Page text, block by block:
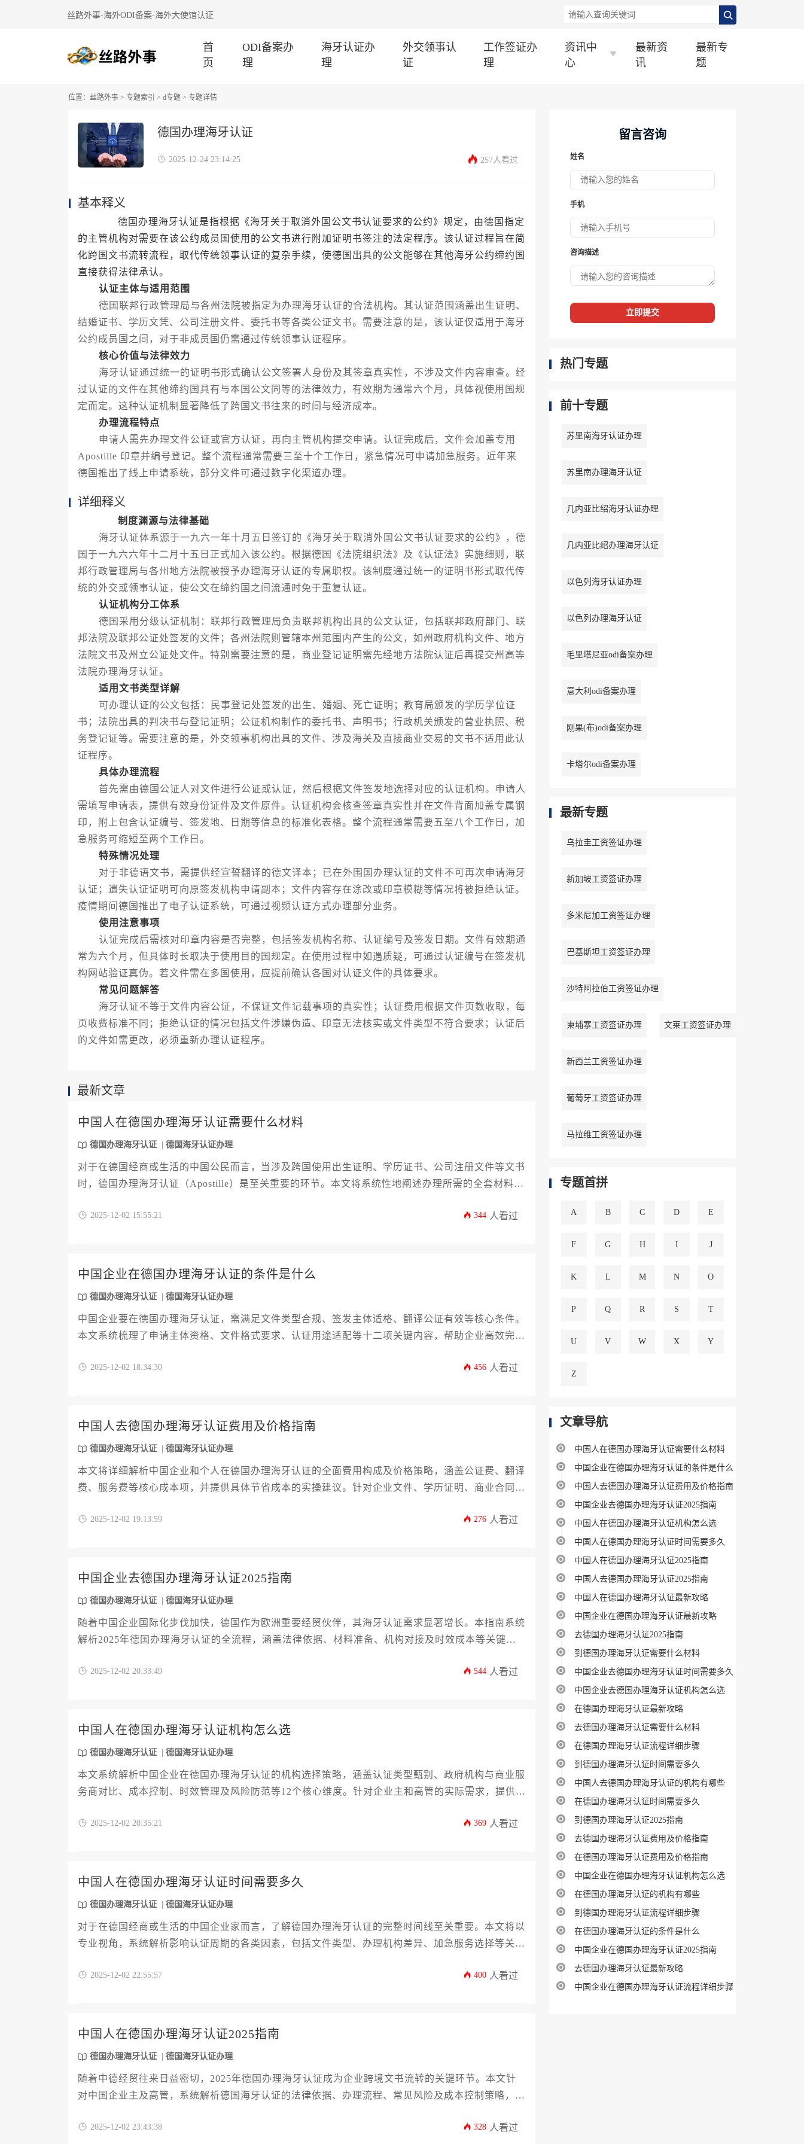
丝路外事-海外ODI备案-海外大使馆认证
首
页
ODI备案办
理
海牙认证办
理
外交领事认
证
工作签证办
理
资讯中
心
最新资
讯
最新专
题
位置： 丝路外事 > 专题索引 > d专题 > 专题详情
德国办理海牙认证
2025-12-24 23:14:25 257人看过
基本释义
德国办理海牙认证是指根据《海牙关于取消外国公文书认证要求的公约》规定，由德国指定
的主管机构对需要在该公约成员国使用的公文书进行附加证明书签注的法定程序。该认证过程旨在简
化跨国文书流转流程，取代传统领事认证的复杂手续，使德国出具的公文能够在其他海牙公约缔约国
直接获得法律承认。
认证主体与适用范围
德国联邦行政管理局与各州法院被指定为办理海牙认证的合法机构。其认证范围涵盖出生证明、
结婚证书、学历文凭、公司注册文件、委托书等各类公证文书。需要注意的是，该认证仅适用于海牙
公约成员国之间，对于非成员国仍需通过传统领事认证程序。
核心价值与法律效力
海牙认证通过统一的证明书形式确认公文签署人身份及其签章真实性，不涉及文件内容审查。经
过认证的文件在其他缔约国具有与本国公文同等的法律效力，有效期为通常六个月，具体视使用国规
定而定。这种认证机制显著降低了跨国文书往来的时间与经济成本。
办理流程特点
申请人需先办理文件公证或官方认证，再向主管机构提交申请。认证完成后，文件会加盖专用
Apostille 印章并编号登记。整个流程通常需要三至十个工作日，紧急情况可申请加急服务。近年来
德国推出了线上申请系统，部分文件可通过数字化渠道办理。
详细释义
制度渊源与法律基础
海牙认证体系源于一九六一年十月五日签订的《海牙关于取消外国公文书认证要求的公约》，德
国于一九六六年十二月十五日正式加入该公约。根据德国《法院组织法》及《认证法》实施细则，联
邦行政管理局与各州地方法院被授予办理海牙认证的专属职权。该制度通过统一的证明书形式取代传
统的外交或领事认证，使公文在缔约国之间流通时免于重复认证。
认证机构分工体系
德国采用分级认证机制：联邦行政管理局负责联邦机构出具的公文认证，包括联邦政府部门、联
邦法院及联邦公证处签发的文件；各州法院则管辖本州范围内产生的公文，如州政府机构文件、地方
法院文书及州立公证处文件。特别需要注意的是，商业登记证明需先经地方法院认证后再提交州高等
法院办理海牙认证。
适用文书类型详解
可办理认证的公文包括：民事登记处签发的出生、婚姻、死亡证明；教育局颁发的学历学位证
书；法院出具的判决书与登记证明；公证机构制作的委托书、声明书；行政机关颁发的营业执照、税
务登记证等。需要注意的是，外交领事机构出具的文件、涉及海关及直接商业交易的文书不适用此认
证程序。
具体办理流程
首先需由德国公证人对文件进行公证或认证，然后根据文件签发地选择对应的认证机构。申请人
需填写申请表，提供有效身份证件及文件原件。认证机构会核查签章真实性并在文件背面加盖专属钢
印，附上包含认证编号、签发地、日期等信息的标准化表格。整个流程通常需要五至八个工作日，加
急服务可缩短至两个工作日。
特殊情况处理
对于非德语文书，需提供经宣誓翻译的德文译本；已在外围国办理认证的文件不可再次申请海牙
认证；遗失认证证明可向原签发机构申请副本；文件内容存在涂改或印章模糊等情况将被拒绝认证。
疫情期间德国推出了电子认证系统，可通过视频认证方式办理部分业务。
使用注意事项
认证完成后需核对印章内容是否完整，包括签发机构名称、认证编号及签发日期。文件有效期通
常为六个月，但具体时长取决于使用目的国规定。在使用过程中如遇质疑，可通过认证编号在签发机
构网站验证真伪。若文件需在多国使用，应提前确认各国对认证文件的具体要求。
常见问题解答
海牙认证不等于文件内容公证，不保证文件记载事项的真实性；认证费用根据文件页数收取，每
页收费标准不同；拒绝认证的情况包括文件涉嫌伪造、印章无法核实或文件类型不符合要求；认证后
的文件如需更改，必须重新办理认证程序。
最新文章
中国人在德国办理海牙认证需要什么材料
德国办理海牙认证 德国海牙认证办理
对于在德国经商或生活的中国公民而言，当涉及跨国使用出生证明、学历证书、公司注册文件等文书
时，德国办理海牙认证（Apostille）是至关重要的环节。本文将系统性地阐述办理所需的全套材料清
业主和高管提供一条清晰、可靠的认证路径。
2025-12-02 15:55:21 344 人看过
中国企业在德国办理海牙认证的条件是什么
德国办理海牙认证 德国海牙认证办理
中国企业要在德国办理海牙认证，需满足文件类型合规、签发主体适格、翻译公证有效等核心条件。
本文系统梳理了申请主体资格、文件格式要求、认证用途适配等十二项关键内容，帮助企业高效完成
2025-12-02 18:34:30 456 人看过
中国人去德国办理海牙认证费用及价格指南
德国办理海牙认证 德国海牙认证办理
本文将详细解析中国企业和个人在德国办理海牙认证的全面费用构成及价格策略，涵盖公证费、翻译
费、服务费等核心成本项，并提供具体节省成本的实操建议。针对企业文件、学历证明、商业合同等
费用陷阱。
2025-12-02 19:13:59 276 人看过
中国企业去德国办理海牙认证2025指南
德国办理海牙认证 德国海牙认证办理
随着中国企业国际化步伐加快，德国作为欧洲重要经贸伙伴，其海牙认证需求显著增长。本指南系统
解析2025年德国办理海牙认证的全流程，涵盖法律依据、材料准备、机构对接及时效成本等关键环
2025-12-02 20:33:49 544 人看过
中国人在德国办理海牙认证机构怎么选
德国办理海牙认证 德国海牙认证办理
本文系统解析中国企业在德国办理海牙认证的机构选择策略，涵盖认证类型甄别、政府机构与商业服
务商对比、成本控制、时效管理及风险防范等12个核心维度。针对企业主和高管的实际需求，提供具
2025-12-02 20:35:21 369 人看过
中国人在德国办理海牙认证时间需要多久
德国办理海牙认证 德国海牙认证办理
对于在德国经商或生活的中国企业家而言，了解德国办理海牙认证的完整时间线至关重要。本文将以
专业视角，系统解析影响认证周期的各类因素，包括文件类型、办理机构差异、加急服务选择等关键
首次接触还是已有经验，本文都能为您的德国办理海牙认证事宜提供清晰、高效的行动指南。
2025-12-02 22:55:57 400 人看过
中国人在德国办理海牙认证2025指南
德国办理海牙认证 德国海牙认证办理
随着中德经贸往来日益密切，2025年德国办理海牙认证成为企业跨境文书流转的关键环节。本文针
对中国企业主及高管，系统解析德国海牙认证的法律依据、办理流程、常见风险及成本控制策略，涵
2025-12-02 23:43:38 328 人看过
留言咨询
姓名
手机
咨询描述
立即提交
热门专题
前十专题
苏里南海牙认证办理
苏里南办理海牙认证
几内亚比绍海牙认证办理
几内亚比绍办理海牙认证
以色列海牙认证办理
以色列办理海牙认证
毛里塔尼亚odi备案办理
意大利odi备案办理
刚果(布)odi备案办理
卡塔尔odi备案办理
最新专题
乌拉圭工资签证办理
新加坡工资签证办理
多米尼加工资签证办理
巴基斯坦工资签证办理
沙特阿拉伯工资签证办理
柬埔寨工资签证办理 文莱工资签证办理
新西兰工资签证办理
葡萄牙工资签证办理
马拉维工资签证办理
专题首拼
A B C D E
F G H I J
K L M N O
P Q R S T
U V W X Y
Z
文章导航
中国人在德国办理海牙认证需要什么材料
中国企业在德国办理海牙认证的条件是什么
中国人去德国办理海牙认证费用及价格指南
中国企业去德国办理海牙认证2025指南
中国人在德国办理海牙认证机构怎么选
中国人在德国办理海牙认证时间需要多久
中国人在德国办理海牙认证2025指南
中国人去德国办理海牙认证2025指南
中国人在德国办理海牙认证最新攻略
中国企业在德国办理海牙认证最新攻略
去德国办理海牙认证2025指南
到德国办理海牙认证需要什么材料
中国企业去德国办理海牙认证时间需要多久
中国企业去德国办理海牙认证机构怎么选
在德国办理海牙认证最新攻略
去德国办理海牙认证需要什么材料
在德国办理海牙认证流程详细步骤
到德国办理海牙认证时间需要多久
中国人去德国办理海牙认证的机构有哪些
在德国办理海牙认证时间需要多久
到德国办理海牙认证2025指南
去德国办理海牙认证费用及价格指南
在德国办理海牙认证费用及价格指南
中国企业在德国办理海牙认证机构怎么选
在德国办理海牙认证的机构有哪些
到德国办理海牙认证流程详细步骤
在德国办理海牙认证的条件是什么
中国企业在德国办理海牙认证2025指南
去德国办理海牙认证最新攻略
中国企业在德国办理海牙认证流程详细步骤